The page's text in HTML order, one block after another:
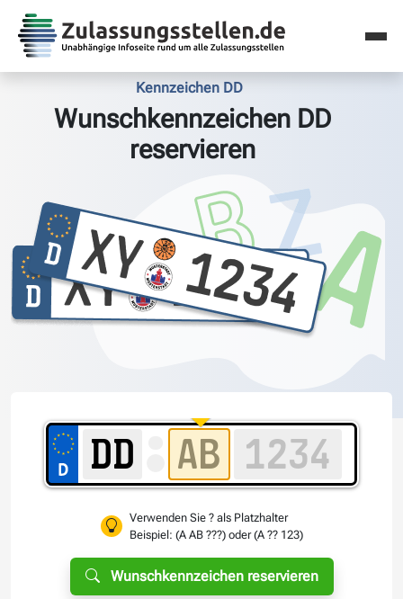
Kennzeichen DD
Wunschkennzeichen DD
reservieren
Verwenden Sie ? als Platzhalter
Beispiel: (A AB ???) oder (A ?? 123)
Wunschkennzeichen reservieren